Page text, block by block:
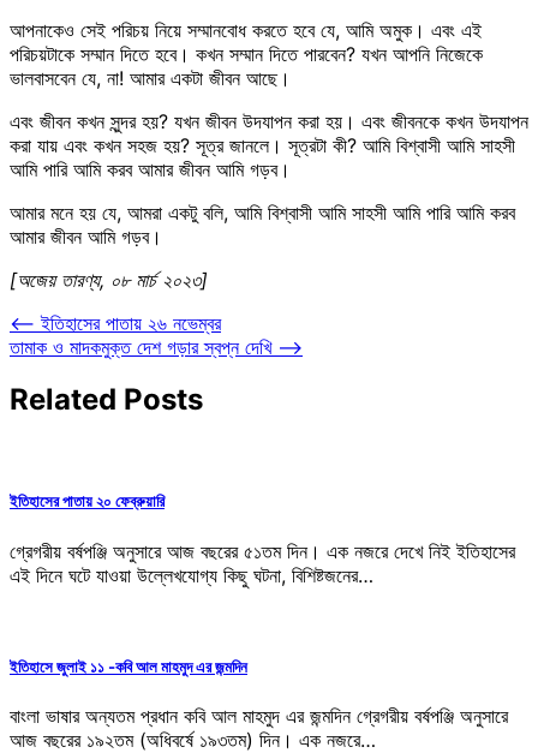
আপনাকেও সেই পরিচয় নিয়ে সম্মানবোধ করতে হবে যে, আমি অমুক। এবং এই
পরিচয়টাকে সম্মান দিতে হবে। কখন সম্মান দিতে পারবেন? যখন আপনি নিজেকে
ভালবাসবেন যে, না! আমার একটা জীবন আছে।
এবং জীবন কখন সুন্দর হয়? যখন জীবন উদযাপন করা হয়। এবং জীবনকে কখন উদযাপন
করা যায় এবং কখন সহজ হয়? সূত্র জানলে। সূত্রটা কী? আমি বিশ্বাসী আমি সাহসী
আমি পারি আমি করব আমার জীবন আমি গড়ব।
আমার মনে হয় যে, আমরা একটু বলি, আমি বিশ্বাসী আমি সাহসী আমি পারি আমি করব
আমার জীবন আমি গড়ব।
[অজেয় তারণ্য, ০৮ মার্চ ২০২৩]
Post
navigation
⟵ ইতিহাসের পাতায় ২৬ নভেম্বর
তামাক ও মাদকমুক্ত দেশ গড়ার স্বপ্ন দেখি ⟶
Related Posts
ইতিহাসের পাতায় ২০ ফেব্রুয়ারি
গ্রেগরীয় বর্ষপঞ্জি অনুসারে আজ বছরের ৫১তম দিন। এক নজরে দেখে নিই ইতিহাসের
এই দিনে ঘটে যাওয়া উল্লেখযোগ্য কিছু ঘটনা, বিশিষ্টজনের…
ইতিহাসে জুলাই ১১ -কবি আল মাহমুদ এর জন্মদিন
বাংলা ভাষার অন্যতম প্রধান কবি আল মাহমুদ এর জন্মদিন গ্রেগরীয় বর্ষপঞ্জি অনুসারে
আজ বছরের ১৯২তম (অধিবর্ষে ১৯৩তম) দিন। এক নজরে…